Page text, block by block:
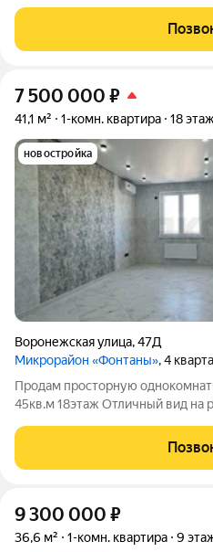
от всех необходимых объектов
транспортной развязкой
7 500 000 ₽
41,1 м² 1-комн. квартира 18
новостройка
Воронежская улица,47Д
Микрорайон «Фонтаны», 4
Продам просторную
45кв.м 18этаж Отличный вид на
квартир). Дом сдан. Расположен
Старокубанская/Воронежская. До
9 300 000 ₽
36,6 м² 1-комн. квартира 9